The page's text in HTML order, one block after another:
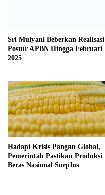
Sri Mulyani Beberkan Realisasi
Postur APBN Hingga Februari
2025
Hadapi Krisis Pangan Global,
Pemerintah Pastikan Produksi
Beras Nasional Surplus